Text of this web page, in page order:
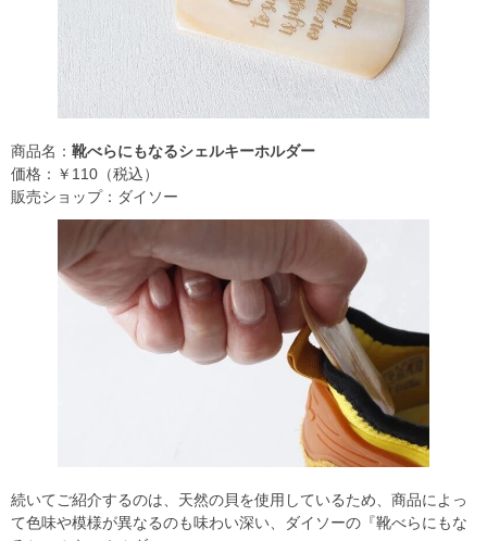
商品名： 靴べらにもなるシェルキーホルダー
価格：￥110（税込）
販売ショップ：ダイソー
続いてご紹介するのは、天然の貝を使用しているため、商品によっ
て色味や模様が異なるのも味わい深い、ダイソーの『靴べらにもな